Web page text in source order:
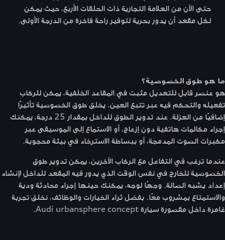
حتى الآن من العلامة التجارية ذات الحلقات الأربع، حيث يمكن
لكل مقعد أن يدور بحرية لتوفير راحة فاخرة من الدرجة الأولى.
ما هو طوق الخصوصية؟
هو عنصر قابل للتعديل مثبت في المقاعد الخلفية، يمكن للركاب
تفعيله والتحكم فيه عبر تتبع العين. يخلق طوق الخصوصية تأثيرًا
إضافيًا من العزلة. عند تدوير الطوق للداخل بمقدار 25 درجة، يمكنك
إجراء مكالمات هاتفية دون إزعاج، أو الاستماع إلى الموسيقى عبر
مكبرات الصوت المدمجة، أو ببساطة الاسترخاء في بيئة محجوبة.
عندما ترغب في التفاعل مع الركاب الآخرين، يمكن تدوير طوق
الخصوصية للخارج في نفس الوقت الذي يدور فيه المقعد للداخل لإنشاء
إعداد يشبه الصالة. وجهًا لوجه، يمكنك حينها إجراء محادثة ودية
والاستمتاع بمشروب معًا. بفضل ثراء الخيارات والوظائف، نخلق تجربة
غامرة داخل مقصورة سيارة Audi urbansphere concept.